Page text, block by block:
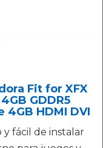
Fit for XFX
GDDR5
4GB HDMI DVI
y fácil de instalar